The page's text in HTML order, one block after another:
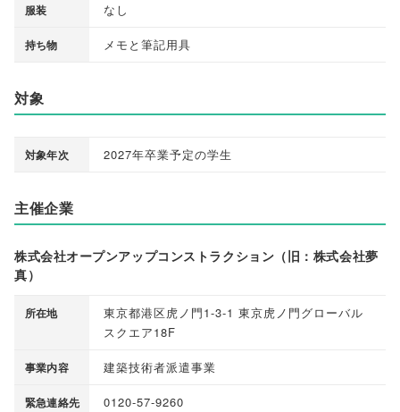
服装 なし
持ち物 メモと筆記用具
対象
対象年次 2027年卒業予定の学生
主催企業
株式会社オープンアップコンストラクション（旧：株式会社夢
真）
所在地
東京都港区虎ノ門1-3-1 東京虎ノ門グローバル
スクエア18F
事業内容 建築技術者派遣事業
緊急連絡先 0120-57-9260